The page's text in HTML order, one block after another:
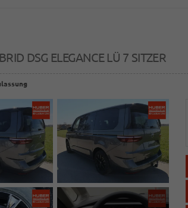
DSG ELEGANCE LÜ 7 SITZER